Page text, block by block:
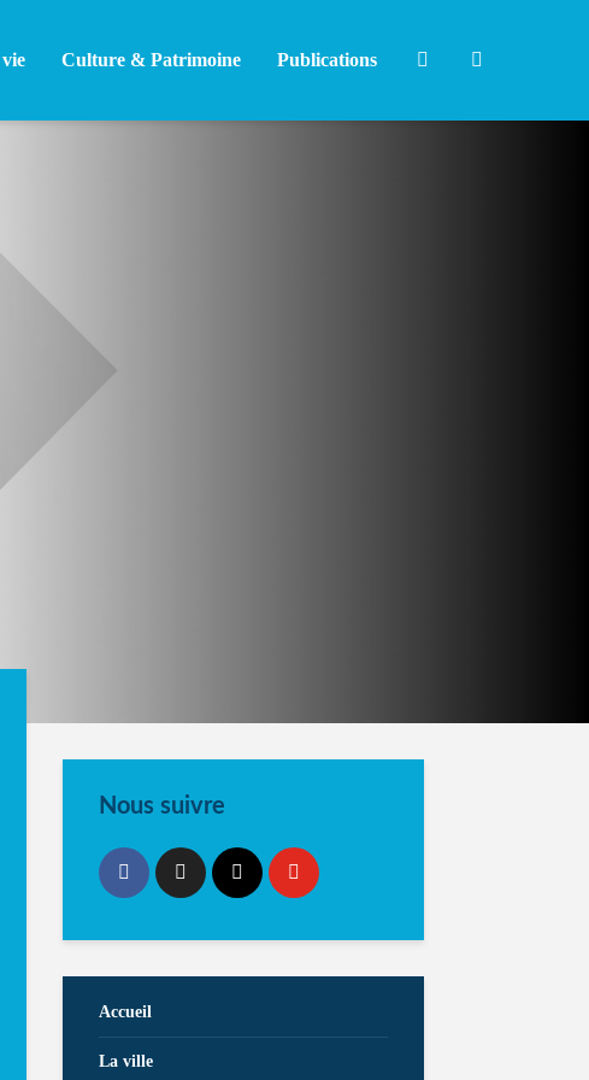
Culture & Patrimoine Publications
Nous suivre
Accueil
La ville